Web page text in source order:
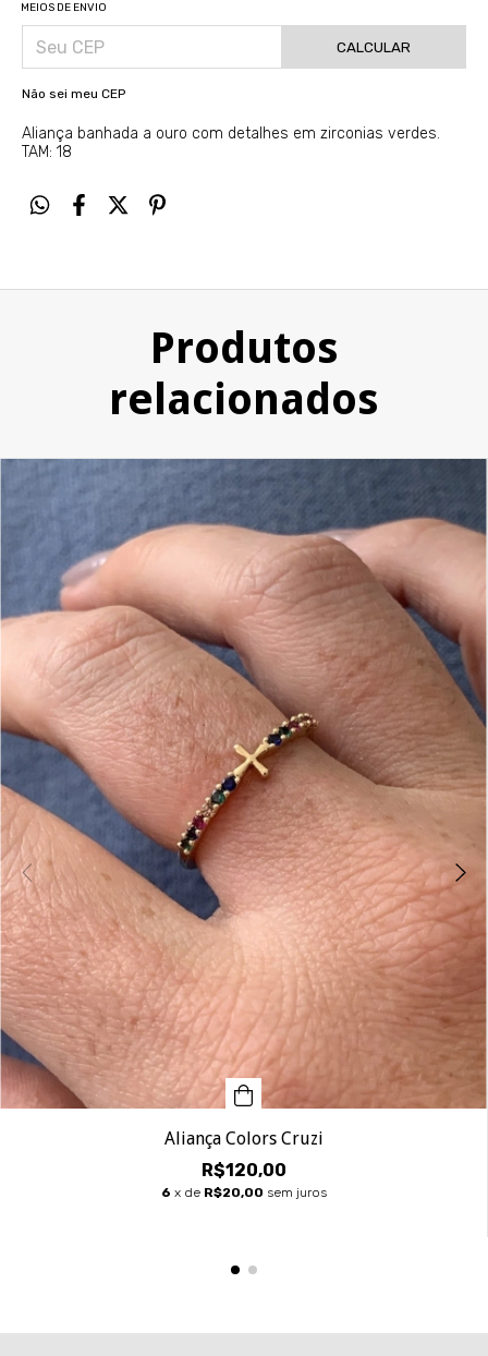
MEIOS DE ENVIO
CALCULAR
Não sei meu CEP
Aliança banhada a ouro com detalhes em zirconias verdes.
TAM: 18
Produtos
relacionados
Aliança Colors Cruzi
R$120,00
6 x de R$20,00 sem juros